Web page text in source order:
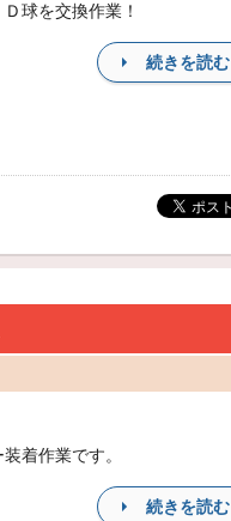
球を交換作業！
続きを読む
着作業です。
続きを読む